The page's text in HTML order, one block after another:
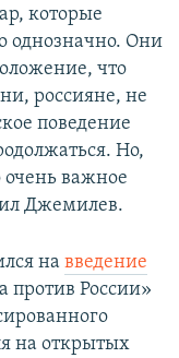
которые
однозначно. Они
что
россияне, не
поведение
Но,
очень важное
Джемилев.
на введение
против России»
на открытых